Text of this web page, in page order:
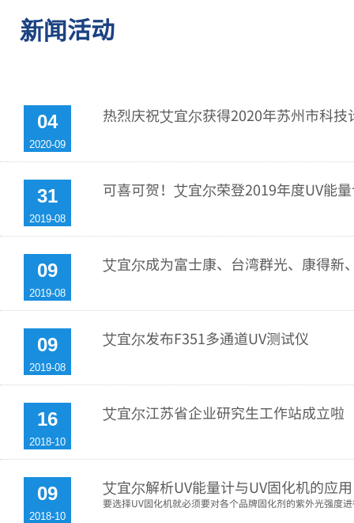
新闻活动
04
2020-09
热烈庆祝艾宜尔获得2020年苏州市科
31
2019-08
可喜可贺！艾宜尔荣登2019年度UV能
09
2019-08
艾宜尔成为富士康、台湾群光、康得新
09
2019-08
艾宜尔发布F351多通道UV测试仪
16
2018-10
艾宜尔江苏省企业研究生工作站成立啦
09
2018-10
艾宜尔解析UV能量计与UV固化机的应用
要选择UV固化机就必须要对各个品牌固化剂的紫外光强度